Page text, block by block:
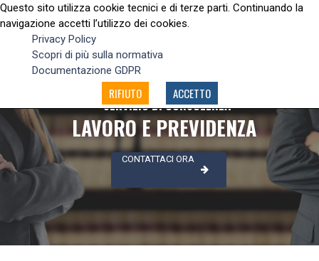
SERVIZIO DI CONSULENZA
LAVORO E PREVIDENZA
CONTATTACI ORA
Questo sito utilizza cookie tecnici e di terze parti. Continuando la
navigazione accetti l’utilizzo dei cookies.
Privacy Policy
Scopri di più sulla normativa
Documentazione GDPR
RIFIUTO ACCETTO